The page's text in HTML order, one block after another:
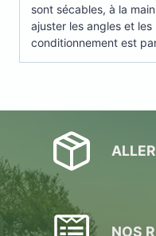
sont sécables, à la
ajuster les angles et
conditionnement est
NOS